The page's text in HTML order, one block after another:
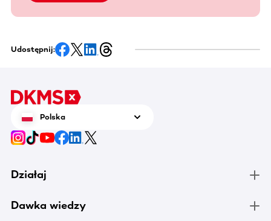
Udostępnij:
Polska
Działaj
Dawka wiedzy